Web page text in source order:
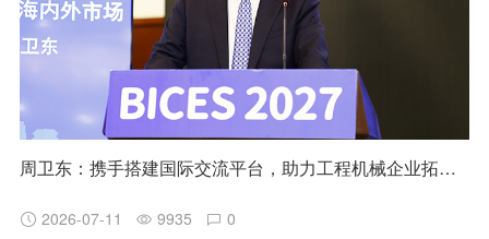
周卫东：携手搭建国际交流平台，助力工程机械企业拓展海内外市场
2026-07-11 9935 0